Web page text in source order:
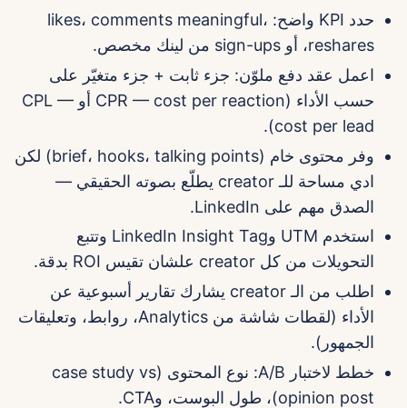
حدد KPI واضح: likes، comments meaningful،
reshares، أو sign-ups من لينك مخصص.
اعمل عقد دفع ملوّن: جزء ثابت + جزء متغيّر على
حسب الأداء (CPR — cost per reaction أو CPL —
cost per lead).
وفر محتوى خام (brief، hooks، talking points) لكن
ادي مساحة للـ creator يطلّع بصوته الحقيقي —
الصدق مهم على LinkedIn.
استخدم UTM وLinkedIn Insight Tag وتتبع
التحويلات من كل creator علشان تقيس ROI بدقة.
اطلب من الـ creator يشارك تقارير أسبوعية عن
الأداء (لقطات شاشة من Analytics، روابط، وتعليقات
الجمهور).
خطط لاختبار A/B: نوع المحتوى (case study vs
opinion post)، طول البوست، وCTA.